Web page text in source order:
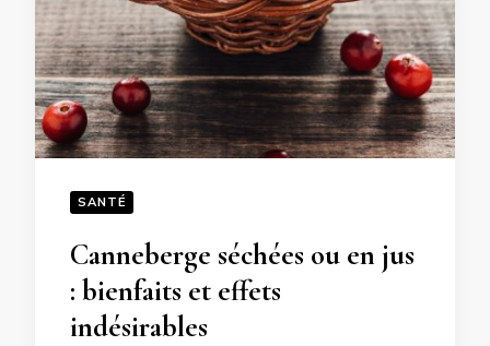
SANTÉ
Canneberge séchées ou en jus
: bienfaits et effets
indésirables